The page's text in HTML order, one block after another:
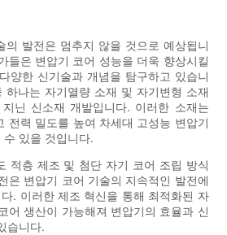
의 발전은 멈추지 않을 것으로 예상됩니
들은 변압기 코어 성능을 더욱 향상시킬
양한 신기술과 개념을 탐구하고 있습니
하나는 자기열량 소재 및 자기변형 소재
닌 신소재 개발입니다. 이러한 소재는
전력 밀도를 높여 차세대 고성능 변압기
수 있을 것입니다.
적층 제조 및 첨단 자기 코어 조립 방식
은 변압기 코어 기술의 지속적인 발전에
. 이러한 제조 혁신을 통해 최적화된 자
어 생산이 가능해져 변압기의 효율과 신
습니다.